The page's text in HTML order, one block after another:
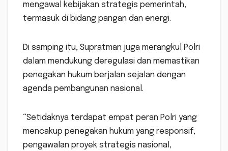
mengawal kebijakan strategis pemerintah,
termasuk di bidang pangan dan energi.
Di samping itu, Supratman juga merangkul Polri
dalam mendukung deregulasi dan memastikan
penegakan hukum berjalan sejalan dengan
agenda pembangunan nasional.
“Setidaknya terdapat empat peran Polri yang
mencakup penegakan hukum yang responsif,
pengawalan proyek strategis nasional,